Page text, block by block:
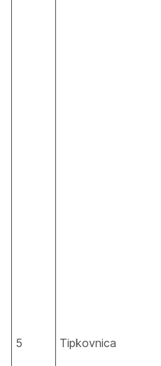
5 Tipkovnica